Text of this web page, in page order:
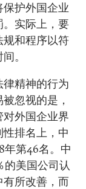
护外国企业
实际上，要
和程序以符
。
精神的行为
忽视的是，
外国企业界
排名上，中
年第46名。中
的美国公司认
所改善，而